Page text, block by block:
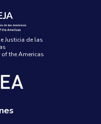
Justicia de las
of the Americas